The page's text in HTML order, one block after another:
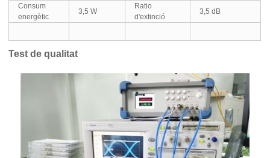
Consum
energètic
3,5 W
Ratio
d'extinció
3,5 dB
Test de qualitat